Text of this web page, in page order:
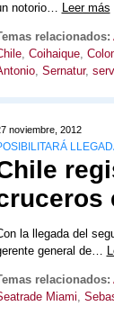
notorio… Leer más
relacionados:
, Coihaique,
, Sernatur,
noviembre, 2012
la llegada del
general de…
relacionados:
Miami,